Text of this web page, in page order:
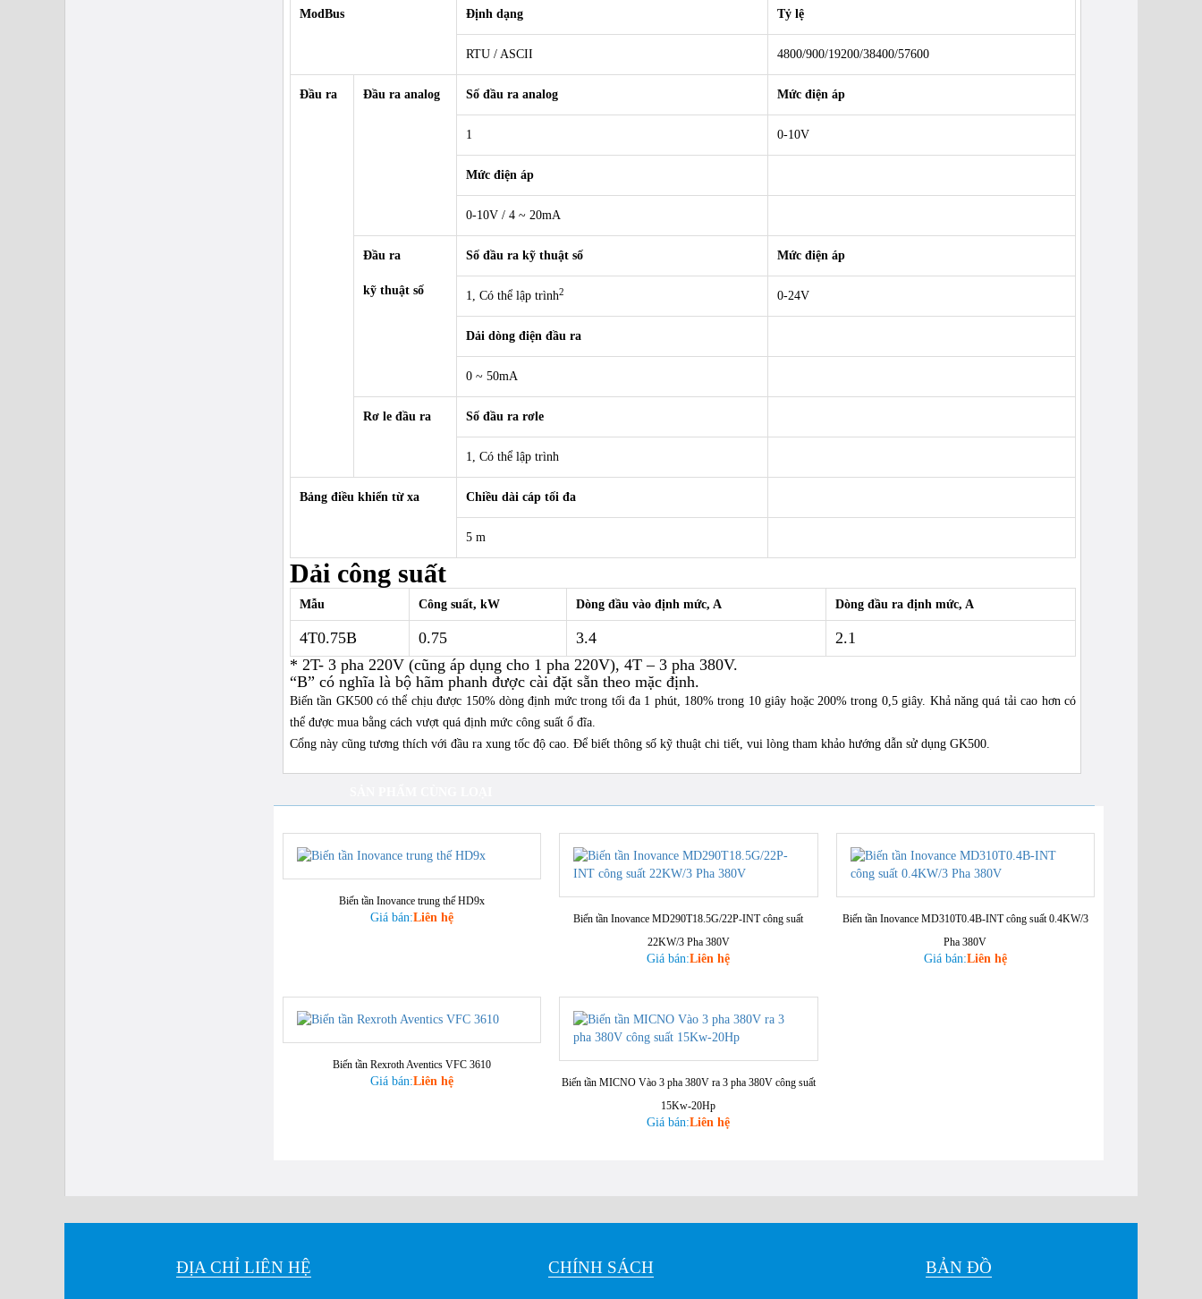
ModBus Định dạng Tỷ lệ
RTU / ASCII 4800/900/19200/38400/57600
Đầu ra Đầu ra analog Số đầu ra analog Mức điện áp
1 0-10V
Mức điện áp
0-10V / 4 ~ 20mA
Đầu ra
kỹ thuật số
Số đầu ra kỹ thuật số Mức điện áp
1, Có thể lập trình2 0-24V
Dải dòng điện đầu ra
0 ~ 50mA
Rơ le đầu ra Số đầu ra rơle
1, Có thể lập trình
Bảng điều khiển từ xa Chiều dài cáp tối đa
5 m
Dải công suất
Mẫu Công suất, kW Dòng đầu vào định mức, A Dòng đầu ra định mức, A
4T0.75B 0.75 3.4
2.1
* 2T- 3 pha 220V (cũng áp dụng cho 1 pha 220V), 4T – 3 pha 380V.
“B” có nghĩa là bộ hãm phanh được cài đặt sẵn theo mặc định.
Biến tần GK500 có thể chịu được 150% dòng định mức trong tối đa 1 phút, 180% trong 10 giây hoặc 200% trong 0,5 giây. Khả năng quá tải cao hơn có
thể được mua bằng cách vượt quá định mức công suất ổ đĩa.
Cổng này cũng tương thích với đầu ra xung tốc độ cao. Để biết thông số kỹ thuật chi tiết, vui lòng tham khảo hướng dẫn sử dụng GK500.
Biến tần Inovance trung thế HD9x
Giá bán:Liên hệ
Biến tần Inovance MD290T18.5G/22P-INT công suất
22KW/3 Pha 380V
Giá bán:Liên hệ
Biến tần Inovance MD310T0.4B-INT công suất 0.4KW/3
Pha 380V
Giá bán:Liên hệ
Biến tần Rexroth Aventics VFC 3610
Giá bán:Liên hệ
Biến tần MICNO Vào 3 pha 380V ra 3 pha 380V công suất
15Kw-20Hp
Giá bán:Liên hệ
ĐỊA CHỈ LIÊN HỆ CHÍNH SÁCH BẢN ĐỒ